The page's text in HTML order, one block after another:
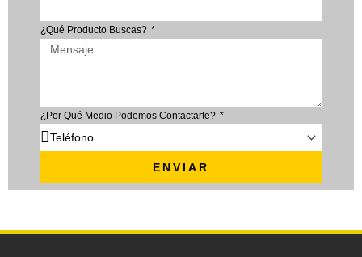
¿Qué Producto Buscas?
¿Por Qué Medio Podemos Contactarte?
ENVIAR